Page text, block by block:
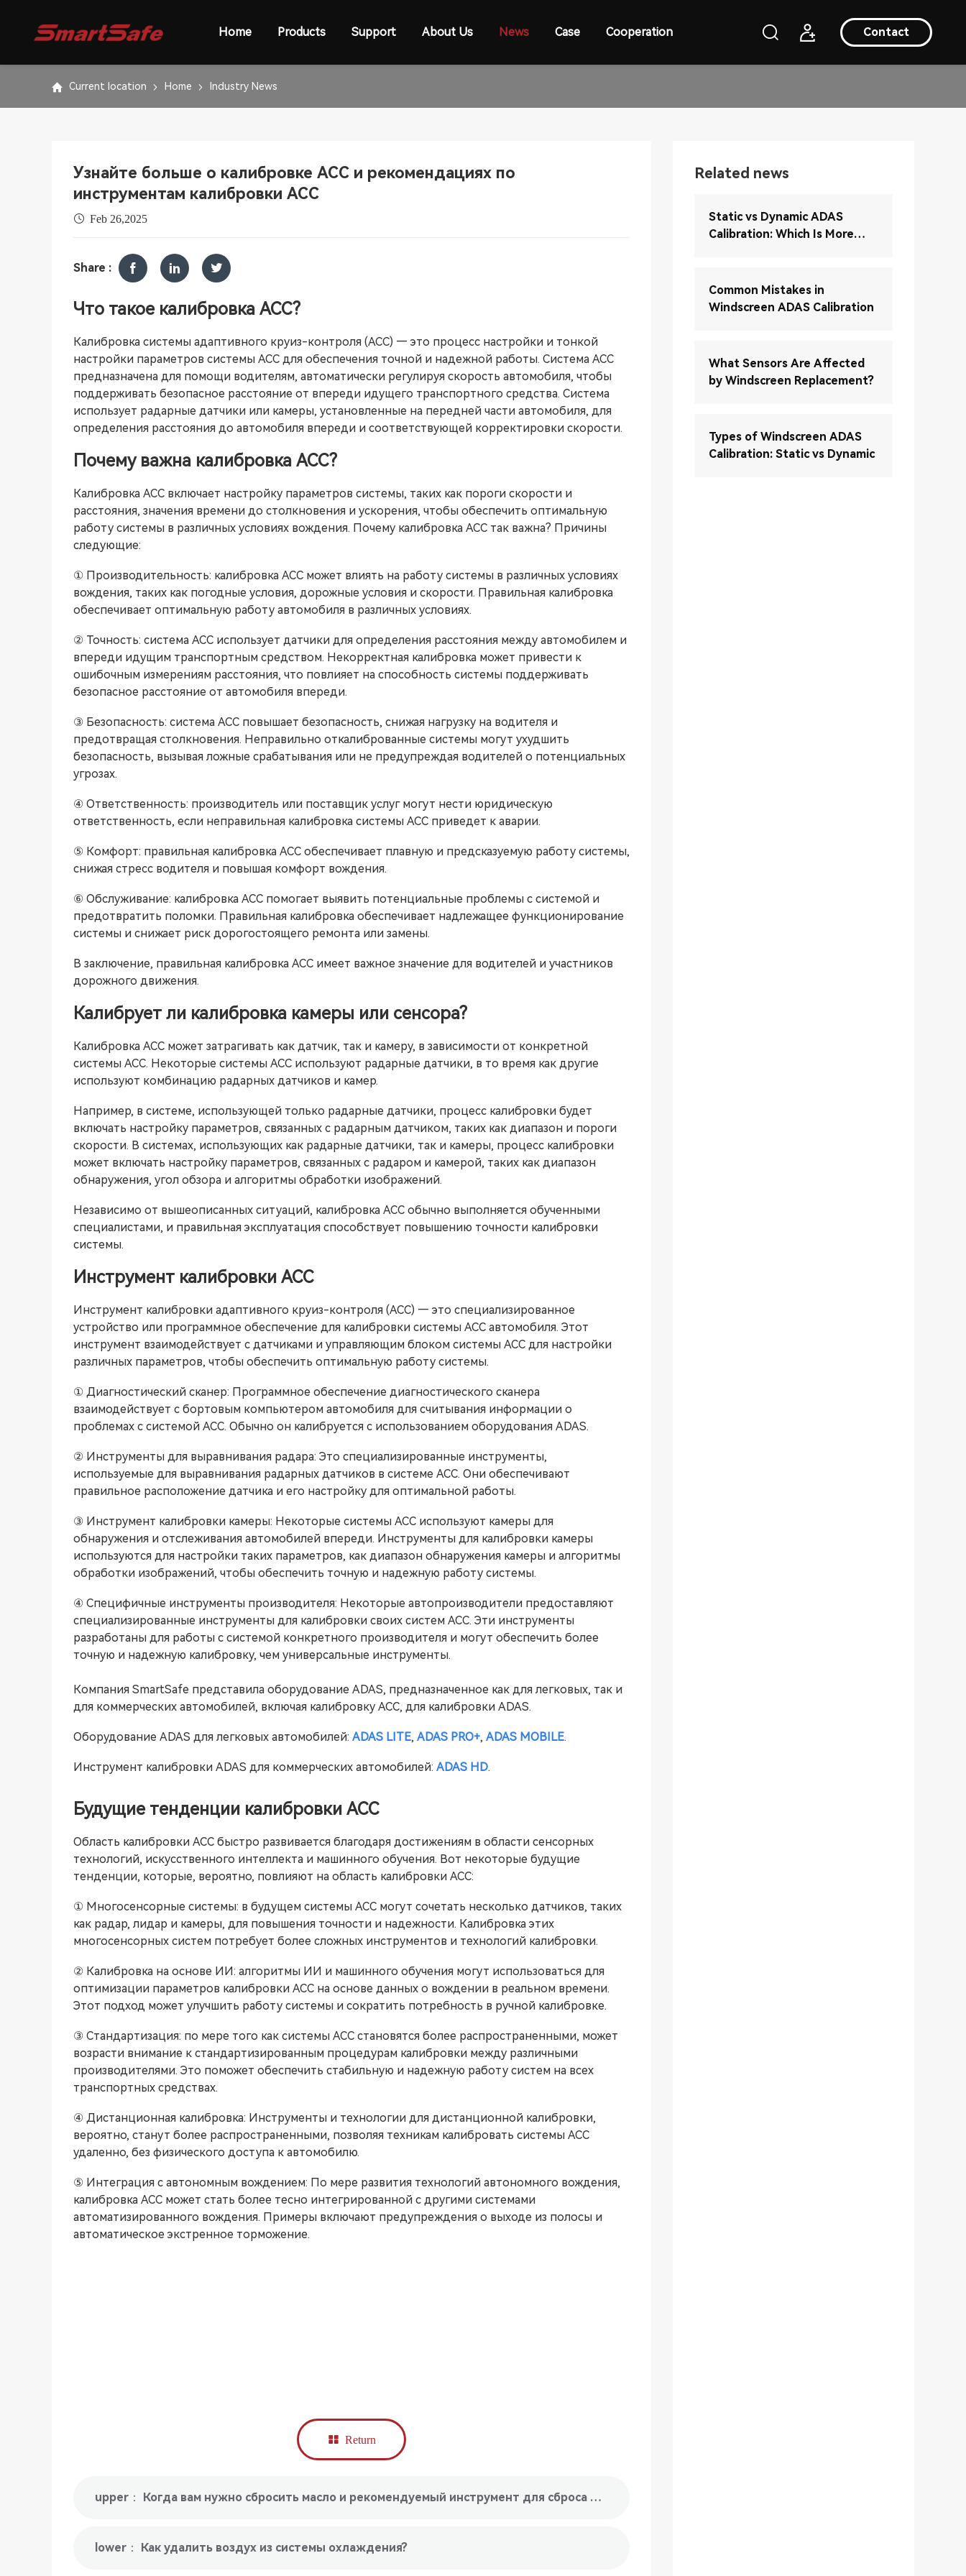
Contact
Home Products Support About Us News Case Cooperation
Current location Home Industry News
Узнайте больше о калибровке ACC и рекомендациях по
инструментам калибровки ACC
Feb 26,2025
Share :
Что такое калибровка ACC?
Калибровка системы адаптивного круиз-контроля (ACC) — это процесс настройки и тонкой
настройки параметров системы ACC для обеспечения точной и надежной работы. Система ACC
предназначена для помощи водителям, автоматически регулируя скорость автомобиля, чтобы
поддерживать безопасное расстояние от впереди идущего транспортного средства. Система
использует радарные датчики или камеры, установленные на передней части автомобиля, для
определения расстояния до автомобиля впереди и соответствующей корректировки скорости.
Почему важна калибровка ACC?
Калибровка ACC включает настройку параметров системы, таких как пороги скорости и
расстояния, значения времени до столкновения и ускорения, чтобы обеспечить оптимальную
работу системы в различных условиях вождения. Почему калибровка ACC так важна? Причины
следующие:
① Производительность: калибровка ACC может влиять на работу системы в различных условиях
вождения, таких как погодные условия, дорожные условия и скорости. Правильная калибровка
обеспечивает оптимальную работу автомобиля в различных условиях.
② Точность: система ACC использует датчики для определения расстояния между автомобилем и
впереди идущим транспортным средством. Некорректная калибровка может привести к
ошибочным измерениям расстояния, что повлияет на способность системы поддерживать
безопасное расстояние от автомобиля впереди.
③ Безопасность: система ACC повышает безопасность, снижая нагрузку на водителя и
предотвращая столкновения. Неправильно откалиброванные системы могут ухудшить
безопасность, вызывая ложные срабатывания или не предупреждая водителей о потенциальных
угрозах.
④ Ответственность: производитель или поставщик услуг могут нести юридическую
ответственность, если неправильная калибровка системы ACC приведет к аварии.
⑤ Комфорт: правильная калибровка ACC обеспечивает плавную и предсказуемую работу системы,
снижая стресс водителя и повышая комфорт вождения.
⑥ Обслуживание: калибровка ACC помогает выявить потенциальные проблемы с системой и
предотвратить поломки. Правильная калибровка обеспечивает надлежащее функционирование
системы и снижает риск дорогостоящего ремонта или замены.
В заключение, правильная калибровка ACC имеет важное значение для водителей и участников
дорожного движения.
Калибрует ли калибровка камеры или сенсора?
Калибровка ACC может затрагивать как датчик, так и камеру, в зависимости от конкретной
системы ACC. Некоторые системы ACC используют радарные датчики, в то время как другие
используют комбинацию радарных датчиков и камер.
Например, в системе, использующей только радарные датчики, процесс калибровки будет
включать настройку параметров, связанных с радарным датчиком, таких как диапазон и пороги
скорости. В системах, использующих как радарные датчики, так и камеры, процесс калибровки
может включать настройку параметров, связанных с радаром и камерой, таких как диапазон
обнаружения, угол обзора и алгоритмы обработки изображений.
Независимо от вышеописанных ситуаций, калибровка ACC обычно выполняется обученными
специалистами, и правильная эксплуатация способствует повышению точности калибровки
системы.
Инструмент калибровки ACC
Инструмент калибровки адаптивного круиз-контроля (ACC) — это специализированное
устройство или программное обеспечение для калибровки системы ACC автомобиля. Этот
инструмент взаимодействует с датчиками и управляющим блоком системы ACC для настройки
различных параметров, чтобы обеспечить оптимальную работу системы.
① Диагностический сканер: Программное обеспечение диагностического сканера
взаимодействует с бортовым компьютером автомобиля для считывания информации о
проблемах с системой ACC. Обычно он калибруется с использованием оборудования ADAS.
② Инструменты для выравнивания радара: Это специализированные инструменты,
используемые для выравнивания радарных датчиков в системе ACC. Они обеспечивают
правильное расположение датчика и его настройку для оптимальной работы.
③ Инструмент калибровки камеры: Некоторые системы ACC используют камеры для
обнаружения и отслеживания автомобилей впереди. Инструменты для калибровки камеры
используются для настройки таких параметров, как диапазон обнаружения камеры и алгоритмы
обработки изображений, чтобы обеспечить точную и надежную работу системы.
④ Специфичные инструменты производителя: Некоторые автопроизводители предоставляют
специализированные инструменты для калибровки своих систем ACC. Эти инструменты
разработаны для работы с системой конкретного производителя и могут обеспечить более
точную и надежную калибровку, чем универсальные инструменты.
Компания SmartSafe представила оборудование ADAS, предназначенное как для легковых, так и
для коммерческих автомобилей, включая калибровку ACC, для калибровки ADAS.
Оборудование ADAS для легковых автомобилей: ADAS LITE, ADAS PRO+, ADAS MOBILE.
Инструмент калибровки ADAS для коммерческих автомобилей: ADAS HD.
Будущие тенденции калибровки ACC
Область калибровки ACC быстро развивается благодаря достижениям в области сенсорных
технологий, искусственного интеллекта и машинного обучения. Вот некоторые будущие
тенденции, которые, вероятно, повлияют на область калибровки ACC:
① Многосенсорные системы: в будущем системы ACC могут сочетать несколько датчиков, таких
как радар, лидар и камеры, для повышения точности и надежности. Калибровка этих
многосенсорных систем потребует более сложных инструментов и технологий калибровки.
② Калибровка на основе ИИ: алгоритмы ИИ и машинного обучения могут использоваться для
оптимизации параметров калибровки ACC на основе данных о вождении в реальном времени.
Этот подход может улучшить работу системы и сократить потребность в ручной калибровке.
③ Стандартизация: по мере того как системы ACC становятся более распространенными, может
возрасти внимание к стандартизированным процедурам калибровки между различными
производителями. Это поможет обеспечить стабильную и надежную работу систем на всех
транспортных средствах.
④ Дистанционная калибровка: Инструменты и технологии для дистанционной калибровки,
вероятно, станут более распространенными, позволяя техникам калибровать системы ACC
удаленно, без физического доступа к автомобилю.
⑤ Интеграция с автономным вождением: По мере развития технологий автономного вождения,
калибровка ACC может стать более тесно интегрированной с другими системами
автоматизированного вождения. Примеры включают предупреждения о выходе из полосы и
автоматическое экстренное торможение.
Return
upper： Когда вам нужно сбросить масло и рекомендуемый инструмент для сброса масла
lower： Как удалить воздух из системы охлаждения?
Related news
Static vs Dynamic ADAS
Calibration: Which Is More
Common Mistakes in
Windscreen ADAS Calibration
What Sensors Are Affected
by Windscreen Replacement?
Types of Windscreen ADAS
Calibration: Static vs Dynamic